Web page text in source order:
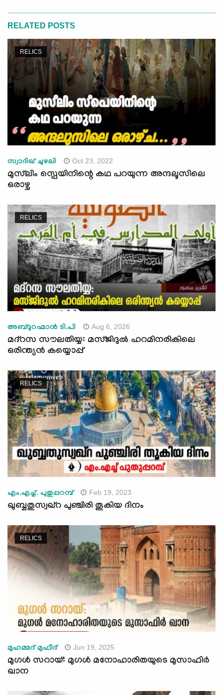
RELATED POSTS
RELICS
സ്വാദിഖ് ചുഴലി Oct 23, 2022
മുസ്‍ലിം സ്പെയിനിന്റെ കഥ പറയുന്ന അന്ദലൂസിലെ
ഒരാഴ്ച
RELICS
അബ്ദുറഹ്മാന്‍ ടി.പി Aug 6, 2026
മദ്‍റസ സൗലതിയ്യ: മസ്ജിദുൽ ഹറമിനരികിലെ
ഒരിന്ത്യൻ കയ്യൊപ്പ്
RELICS
എം.എച്ച്. പുതുപ്പറമ്പ് Feb 19, 2023
ഖുബ്ബതുസ്വഖ്റ പുഞ്ചിരി തൂകിയ ദിനം
RELICS
മുഹമ്മദ് മുഫീദ് Jun 19, 2025
മുഗൾ സറായ്: മുഗള്‍ മനോഹാരിതയുടെ മുസാഫിർ
ഖാന